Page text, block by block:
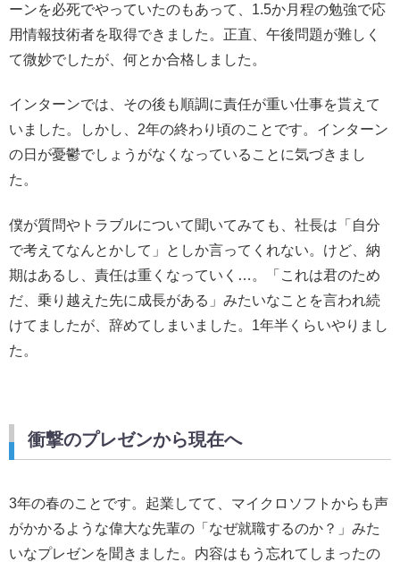
ーンを必死でやっていたのもあって、1.5か月程の勉強で応
用情報技術者を取得できました。正直、午後問題が難しく
て微妙でしたが、何とか合格しました。
インターンでは、その後も順調に責任が重い仕事を貰えて
いました。しかし、2年の終わり頃のことです。インターン
の日が憂鬱でしょうがなくなっていることに気づきまし
た。
僕が質問やトラブルについて聞いてみても、社長は「自分
で考えてなんとかして」としか言ってくれない。けど、納
期はあるし、責任は重くなっていく…。「これは君のため
だ、乗り越えた先に成長がある」みたいなことを言われ続
けてましたが、辞めてしまいました。1年半くらいやりまし
た。
衝撃のプレゼンから現在へ
3年の春のことです。起業してて、マイクロソフトからも声
がかかるような偉大な先輩の「なぜ就職するのか？」みた
いなプレゼンを聞きました。内容はもう忘れてしまったの